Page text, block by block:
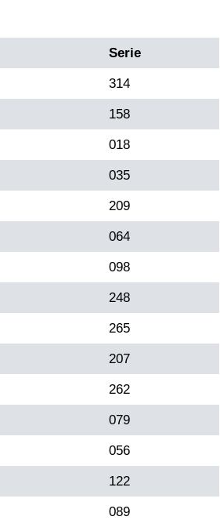
Serie
314
158
018
035
209
064
098
248
265
207
262
079
056
122
089